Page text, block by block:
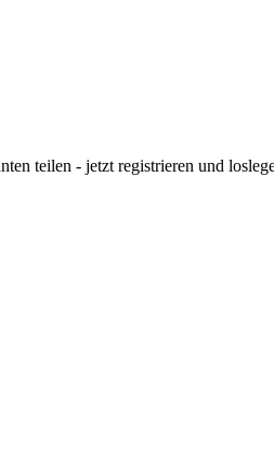
teilen - jetzt registrieren und